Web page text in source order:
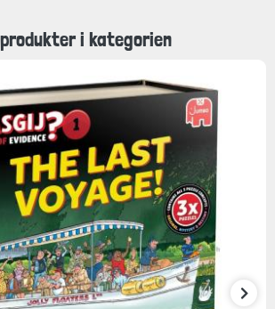
i kategorien